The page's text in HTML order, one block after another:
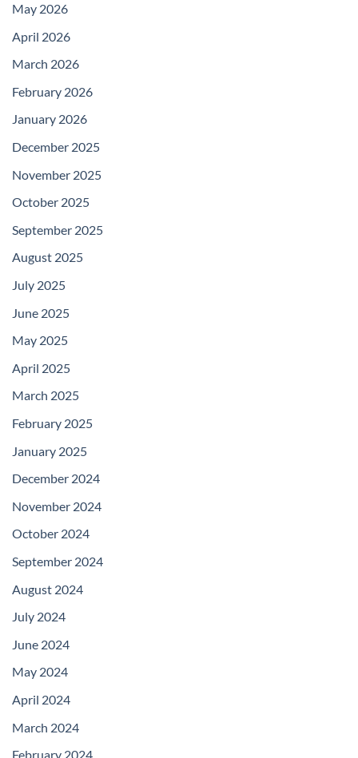
May 2026
April 2026
March 2026
February 2026
January 2026
December 2025
November 2025
October 2025
September 2025
August 2025
July 2025
June 2025
May 2025
April 2025
March 2025
February 2025
January 2025
December 2024
November 2024
October 2024
September 2024
August 2024
July 2024
June 2024
May 2024
April 2024
March 2024
February 2024